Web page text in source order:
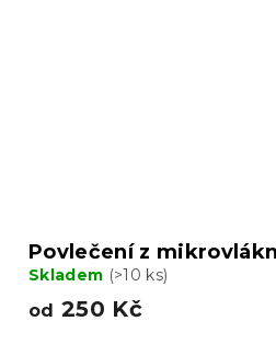
Povlečení z
Skladem (>10 ks)
od 250 Kč